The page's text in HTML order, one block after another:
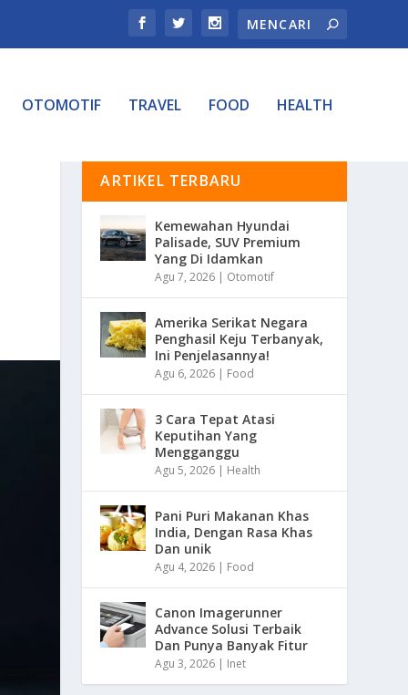
OTOMOTIF TRAVEL FOOD HEALTH
ARTIKEL TERBARU
Kemewahan Hyundai
Palisade, SUV Premium
Yang Di Idamkan
Agu 7, 2026 | Otomotif
Amerika Serikat Negara
Penghasil Keju Terbanyak,
Ini Penjelasannya!
Agu 6, 2026 | Food
3 Cara Tepat Atasi
Keputihan Yang
Mengganggu
Agu 5, 2026 | Health
Pani Puri Makanan Khas
India, Dengan Rasa Khas
Dan unik
Agu 4, 2026 | Food
Canon Imagerunner
Advance Solusi Terbaik
Dan Punya Banyak Fitur
Agu 3, 2026 | Inet